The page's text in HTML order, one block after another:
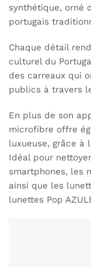
synthétique, orné
portugais
Chaque détail
culturel du
des carreaux qui
publics à travers
En plus de son
microfibre offre
luxueuse, grâce à
Idéal pour
smartphones, les
ainsi que les
lunettes Pop